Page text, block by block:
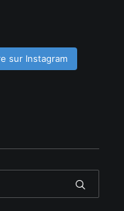
sur Instagram